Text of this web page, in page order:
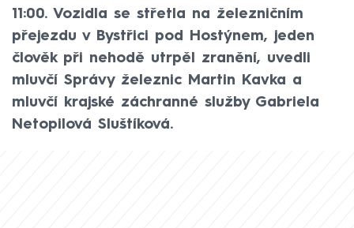
11:00. Vozidla se střetla na železničním
přejezdu v Bystřici pod Hostýnem, jeden
člověk při nehodě utrpěl zranění, uvedli
mluvčí Správy železnic Martin Kavka a
mluvčí krajské záchranné služby Gabriela
Netopilová Sluštíková.